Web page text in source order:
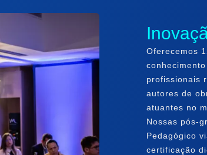
Oferecemos
profissionais
autores de
atuantes no
Nossas pós-
Pedagógico
certificação